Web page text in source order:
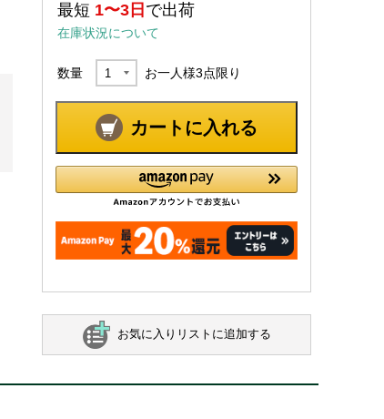
最短 1〜3日 で出荷
在庫状況について
数量 お一人様3点限り
カートに入れる
お気に入りリストに追加する